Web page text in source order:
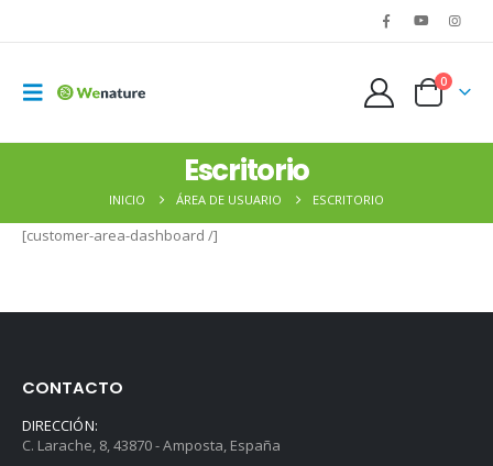
0
Escritorio
INICIO ÁREA DE USUARIO ESCRITORIO
[customer-area-dashboard /]
CONTACTO
DIRECCIÓN:
C. Larache, 8, 43870 - Amposta, España